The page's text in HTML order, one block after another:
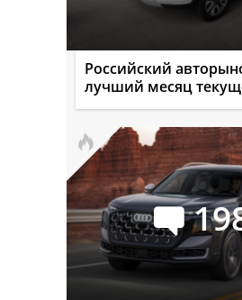
Российский
лучший месяц